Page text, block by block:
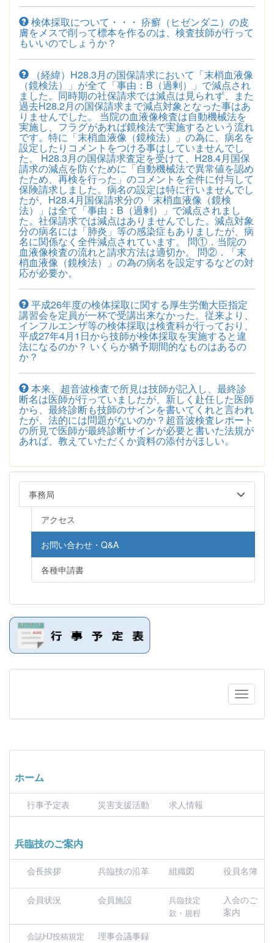
検体採取について・・・ 疥癬（ヒゼンダニ）の皮
膚をメスで削って標本を作るのは、検査技師が行って
もいいのでしょうか？
（経緯）H28.3月の国保請求において「末梢血液像
（鏡検法）」が全て「事由：B（過剰）」で減点され
ました。同時期の社保請求では減点は見られず、また
過去H28.2月の国保請求まで減点対象となった事はあ
りませんでした。 当院の血液像検査は自動機械法を
実施し、フラグがあれば鏡検法で実施するという流れ
です。特に「末梢血液像（鏡検法）」の為に、病名を
設定したりコメントをつける事はしていませんでし
た。 H28.3月の国保請求査定を受けて、H28.4月国保
請求の減点を防ぐために「自動機械法で異常値を認め
たため、再検を行った」のコメントを全件に付与して
保険請求しました。病名の設定は特に行いませんでし
たが、H28.4月国保請求分の「末梢血液像（鏡検
法）」は全て「事由：B（過剰）」で減点されまし
た。社保請求では減点はありませんでした。減点対象
分の病名には「肺炎」等の感染症もありましたが、病
名に関係なく全件減点されています。 問①．当院の
血液像検査の流れと請求方法は適切か。 問②．「末
梢血液像（鏡検法）」の為の病名を設定するなどの対
応が必要か。
平成26年度の検体採取に関する厚生労働大臣指定
講習会を定員が一杯で受講出来なかった。従来より、
インフルエンザ等の検体採取は検査科が行っており、
平成27年4月1日から技師が検体採取を実施すると違
法になるのか？ いくらか猶予期間的なものはあるの
か？
本来、超音波検査で所見は技師が記入し、最終診
断名は医師が行っていましたが、新しく赴任した医師
から、最終診断も技師のサインを書いてくれと言われ
たが、法的には問題がないのか？超音波検査レポート
の所見で医師が最終診断サインが必要と書いた法規が
あれば、教えていただくか資料の添付がほしい。
事務局
アクセス
お問い合わせ・Q&A
各種申請書
ホーム
行事予定表 災害支援活動 求人情報
兵臨技のご案内
会長挨拶 兵臨技の沿革 組織図 役員名簿
会員状況 会員施設
兵臨技定
款・規程
入会のご
案内
会誌HJ投稿規定 理事会議事録